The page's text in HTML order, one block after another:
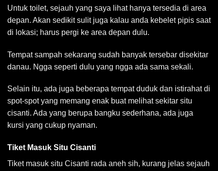
Untuk toilet, sejauh yang saya lihat hanya tersedia di area
depan. Akan sedikit sulit juga kalau anda kebelet pipis saat
di lokasi; harus pergi ke area depan dulu.
Tempat sampah sekarang sudah banyak tersebar disekitar
danau. Ngga seperti dulu yang ngga ada sama sekali.
Selain itu, ada juga beberapa tempat duduk dan istirahat di
spot-spot yang memang enak buat melihat sekitar situ
cisanti. Ada yang berupa bangku sederhana, ada juga
kursi yang cukup nyaman.
Tiket Masuk Situ Cisanti
Tiket masuk situ Cisanti rada aneh sih, kurang jelas sejauh